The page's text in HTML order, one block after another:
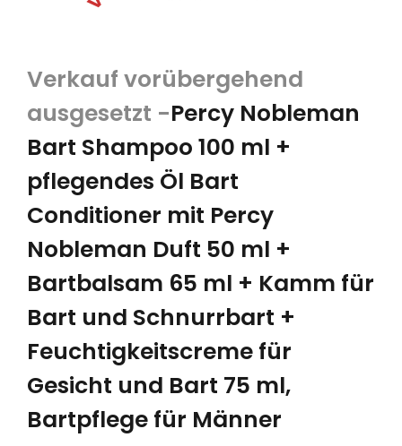
Percy Nobleman
Bart Shampoo 100 ml +
pflegendes Öl Bart
Conditioner mit Percy
Nobleman Duft 50 ml +
Bartbalsam 65 ml + Kamm für
Bart und Schnurrbart +
Feuchtigkeitscreme für
Gesicht und Bart 75 ml,
Bartpflege für Männer